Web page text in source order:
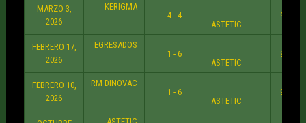
MARZO 3,
2026
KERIGMA
4 - 4
ASTETIC
9:30
FEBRERO 17,
2026
EGRESADOS
1 - 6
ASTETIC
9:30
FEBRERO 10,
2026
RM DINOVAC
1 - 6
ASTETIC
9:30